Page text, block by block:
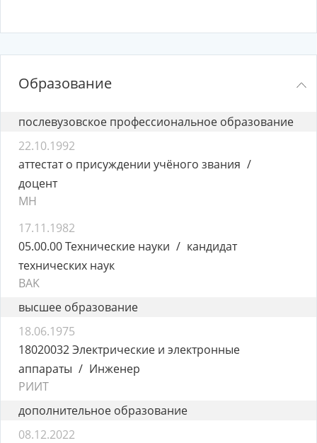
Образование
послевузовское профессиональное образование
22.10.1992
аттестат о присуждении учёного звания
доцент
MH
17.11.1982
05.00.00 Технические науки
кандидат
технических наук
BAK
высшее образование
18.06.1975
18020032 Электрические и электронные
аппараты
Инженер
РИИТ
дополнительное образование
08.12.2022